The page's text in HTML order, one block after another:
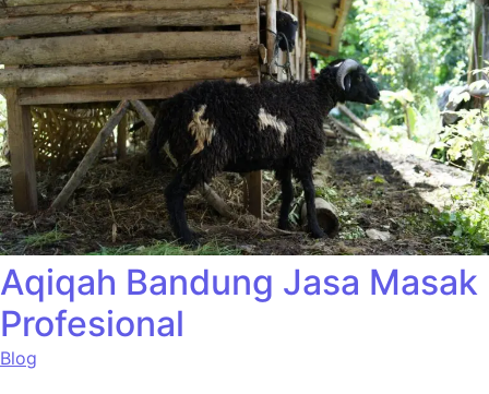
Aqiqah Bandung Jasa Masak
Profesional
Blog